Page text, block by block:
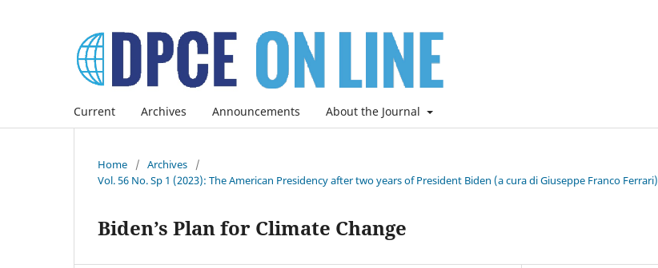
Current Archives Announcements About the Journal
Home / Archives
/
Vol. 56 No. Sp 1 (2023): The American Presidency after two years of President Biden (a cura di Giuseppe Franco Ferrari)
Biden’s Plan for Climate Change